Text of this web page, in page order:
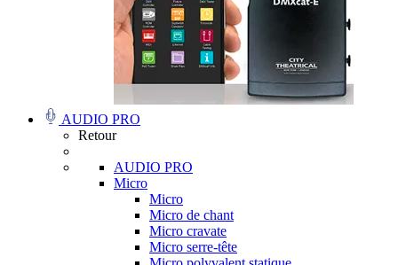
AUDIO PRO
Retour
AUDIO PRO
Micro
Micro
Micro de chant
Micro cravate
Micro serre-tête